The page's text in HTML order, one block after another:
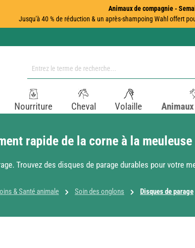
Animaux de compagnie -
Jusqu'à 40 % de réduction & un après-shampoing Wahl offert
Nourriture Cheval Volaille
rapide de la corne à la meuleuse
Trouvez des disques de parage durables pour votre
& Santé animale Soin des onglons Disques de parage